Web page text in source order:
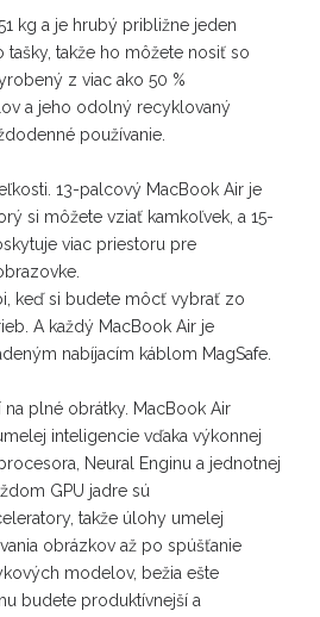
kg a je hrubý približne jeden
tašky, takže ho môžete nosiť so
z viac ako 50 %
a jeho odolný recyklovaný
používanie.
13-palcový MacBook Air je
si môžete vziať kamkoľvek, a 15-
viac priestoru pre
keď si budete môcť vybrať zo
A každý MacBook Air je
nabíjacím káblom MagSafe.
plné obrátky. MacBook Air
inteligencie vďaka výkonnej
Neural Enginu a jednotnej
GPU jadre sú
takže úlohy umelej
obrázkov až po spúšťanie
modelov, bežia ešte
budete produktívnejší a